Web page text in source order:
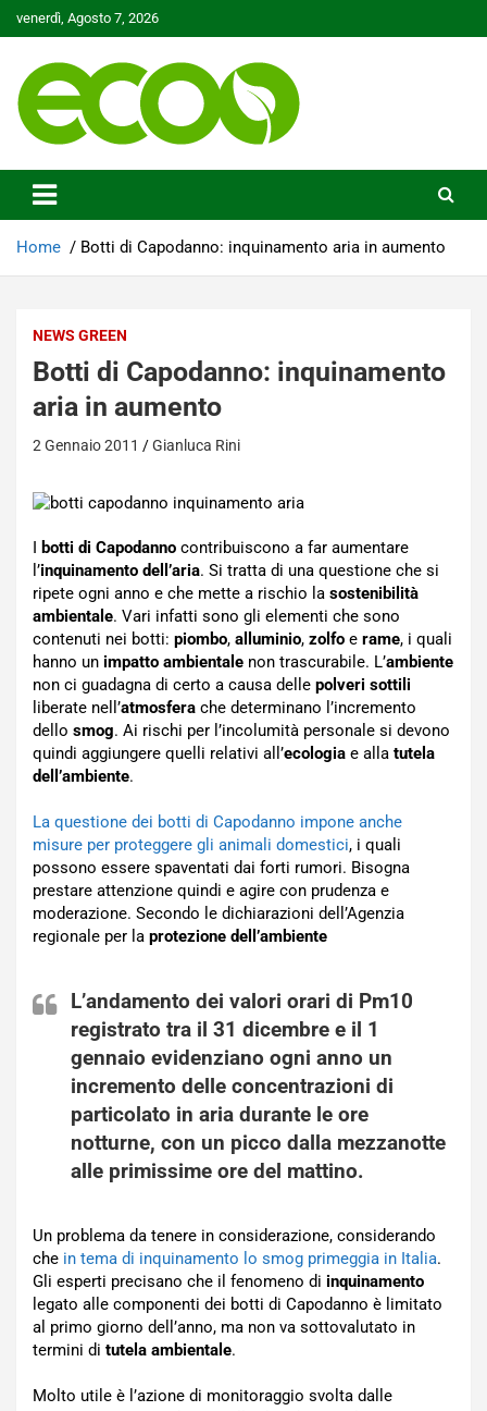
to
venerdì, Agosto 7, 2026
Ecoo.it
Home Botti di Capodanno: inquinamento aria in aumento
NEWS GREEN
Botti di Capodanno: inquinamento
aria in aumento
2 Gennaio 2011 Gianluca Rini
I botti di Capodanno contribuiscono a far aumentare
l’inquinamento dell’aria. Si tratta di una questione che si
ripete ogni anno e che mette a rischio la sostenibilità
ambientale. Vari infatti sono gli elementi che sono
contenuti nei botti: piombo, alluminio, zolfo e rame, i quali
hanno un impatto ambientale non trascurabile. L’ambiente
non ci guadagna di certo a causa delle polveri sottili
liberate nell’atmosfera che determinano l’incremento
dello smog. Ai rischi per l’incolumità personale si devono
quindi aggiungere quelli relativi all’ecologia e alla tutela
dell’ambiente.
La questione dei botti di Capodanno impone anche
misure per proteggere gli animali domestici, i quali
possono essere spaventati dai forti rumori. Bisogna
prestare attenzione quindi e agire con prudenza e
moderazione. Secondo le dichiarazioni dell’Agenzia
regionale per la protezione dell’ambiente
L’andamento dei valori orari di Pm10
registrato tra il 31 dicembre e il 1
gennaio evidenziano ogni anno un
incremento delle concentrazioni di
particolato in aria durante le ore
notturne, con un picco dalla mezzanotte
alle primissime ore del mattino.
Un problema da tenere in considerazione, considerando
che in tema di inquinamento lo smog primeggia in Italia.
Gli esperti precisano che il fenomeno di inquinamento
legato alle componenti dei botti di Capodanno è limitato
al primo giorno dell’anno, ma non va sottovalutato in
termini di tutela ambientale.
Molto utile è l’azione di monitoraggio svolta dalle